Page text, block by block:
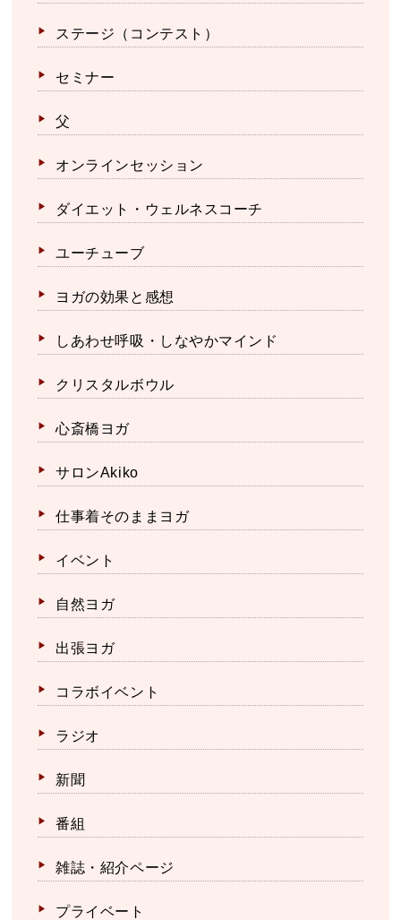
ステージ（コンテスト）
セミナー
父
オンラインセッション
ダイエット・ウェルネスコーチ
ユーチューブ
ヨガの効果と感想
しあわせ呼吸・しなやかマインド
クリスタルボウル
心斎橋ヨガ
サロンAkiko
仕事着そのままヨガ
イベント
自然ヨガ
出張ヨガ
コラボイベント
ラジオ
新聞
番組
雑誌・紹介ページ
プライベート